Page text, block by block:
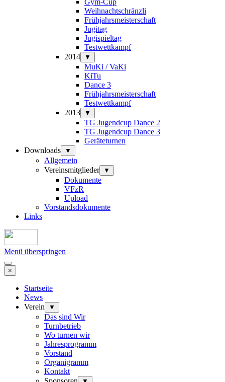
Weihnachtschränzli
Frühjahrsmeisterschaft
Jugitag
Jugispieltag
Testwettkampf
2014
▼
MuKi / VaKi
KiTu
Dance 3
Frühjahrsmeisterschaft
Testwettkampf
2013
▼
TG Jugendcup Dance 2
TG Jugendcup Dance 3
Geräteturnen
Downloads
▼
Allgemein
Vereinsmitglieder
▼
Dokumente
VFzR
Upload
Vorstandsdokumente
Links
Menü überspringen
×
Startseite
News
Verein
▼
Das sind Wir
Turnbetrieb
Wo turnen wir
Jahresprogramm
Vorstand
Organigramm
Kontakt